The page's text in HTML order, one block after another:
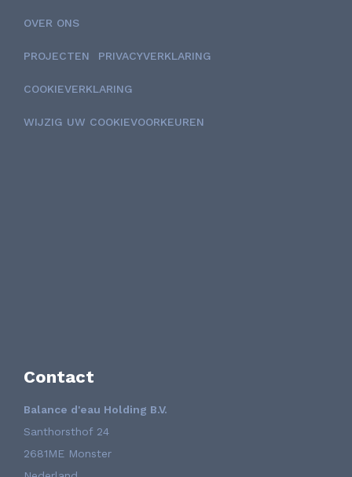
OVER ONS
PROJECTEN PRIVACYVERKLARING
COOKIEVERKLARING
WIJZIG UW COOKIEVOORKEUREN
Contact
Balance d'eau Holding B.V.
Santhorsthof 24
2681ME Monster